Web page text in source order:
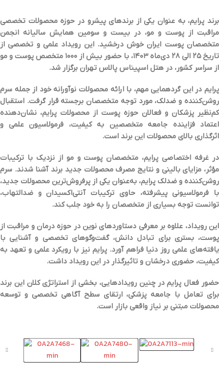
برند پرایم، به عنوان یکی از برندهای پیشرو در حوزه محصولات تخصصی
مراقبت از پوست و مو، در بیست و سومین همایش سالیانه انجمن
متخصصان پوست ایران خوش درخشید. این رویداد علمی و تخصصی از
تاریخ۲۵ الی ۲۸ دی‌ماه۱۴۰۳، با حضور بیش از ۱۰۰۰ متخصص پوست و مو
از سراسر کشور، در هتل اسپیناس پالاس تهران برگزار شد.
پرایم در این گردهمایی مهم، با ارائه محصولات نوآورانه خود از جمله سرم
روشن‌کننده و ضدلک، مورد توجه متخصصان برجسته قرار گرفت. استقبال
کم‌نظیر پزشکان و فعالان حوزه پوست از محصولات پرایم، نشان‌دهنده
اعتماد فزاینده جامعه متخصصین به کیفیت، فرمولاسیون علمی و
اثرگذاری بالای محصولات این برند است.
در غرفه اختصاصی پرایم، متخصصان پوست و مو از نزدیک با ترکیبات
مؤثر، مزایای بالینی و نتایج مصرف محصولات جدید برند آشنا شدند. سرم
روشن‌کننده و ضدلک پرایم، به‌عنوان یکی از پرفروش‌ترین محصولات جدید،
با فرمولاسیونی پیشرفته، حاوی ترکیبات آنتی‌اکسیدان و ضدالتهاب،
توانست توجه بسیاری از متخصصان را به خود جلب کند.
این رویداد، علاوه بر معرفی دستاوردهای نوین در حوزه درمان و مراقبت از
پوست، بستری برای تبادل دانش، گفت‌وگوهای تخصصی و آشنایی با
یافته‌های علمی روز دنیا فراهم آورد. پرایم نیز با رویکرد علمی و تعهد به
کیفیت، حضوری درخشان و تاثیرگذار در این رویداد داشت.
حضور فعال پرایم در چنین رویدادهایی، بخشی از استراتژی کلان این برند
برای تعامل با جامعه پزشکی، ارتقای سطح آگاهی تخصصی و توسعه
محصولات مبتنی بر نیاز واقعی بازار است.